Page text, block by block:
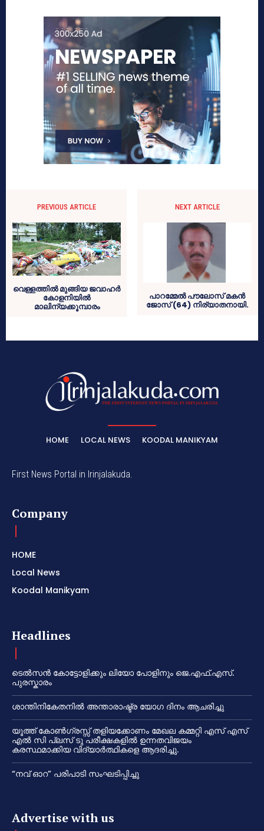
PREVIOUS ARTICLE
വെള്ളത്തില്‍ മുങ്ങിയ ജവാഹര്‍
കോളനിയില്‍
മാലിന്യക്കൂമ്പാരം
NEXT ARTICLE
പാറമ്മേല്‍ പൗലോസ് മകന്‍
ജോസ് (64) നിര്യാതനായി.
HOME LOCAL NEWS KOODAL MANIKYAM
First News Portal in Irinjalakuda.
Company
HOME
Local News
Koodal Manikyam
Headlines
ടെൽസൻ കോട്ടോളിക്കും ലിയോ പോളിനും ജെ.എഫ്.എസ്.
പുരസ്കാരം
ശാന്തിനികേതനിൽ അന്താരാഷ്ട്ര യോഗ ദിനം ആചരിച്ചു
യൂത്ത് കോൺഗ്രസ്സ് തളിയക്കോണം മേഖല കമ്മറ്റി എസ് എസ്
എൽ സി പ്ലസ് ടു പരീക്ഷകളിൽ ഉന്നതവിജയം
കരസ്ഥമാക്കിയ വിദ്യാർത്ഥികളെ ആദരിച്ചു.
“നവ് ഓറ” പരിപാടി സംഘടിപ്പിച്ചു
Advertise with us